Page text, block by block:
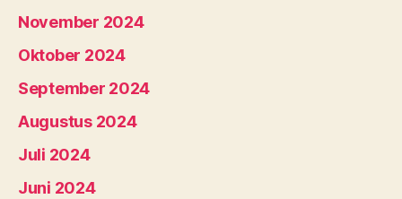
November 2024
Oktober 2024
September 2024
Augustus 2024
Juli 2024
Juni 2024